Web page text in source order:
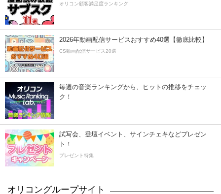
オリコン顧客満足度ランキング
2026年動画配信サービスおすすめ40選【徹底比較】
CS動画配信サービス20選
毎週の音楽ランキングから、ヒットの推移をチェッ
ク！
試写会、登壇イベント、サインチェキなどプレゼン
ト！
プレゼント特集
オリコングループサイト